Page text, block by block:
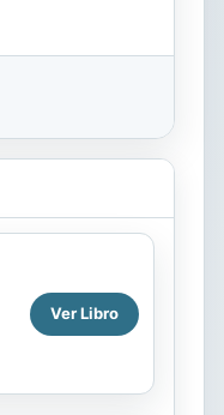
Ver Libro